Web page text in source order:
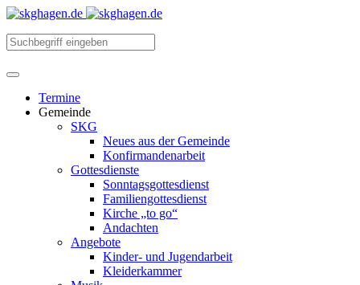
Termine
Gemeinde
SKG
Neues aus der Gemeinde
Konfirmandenarbeit
Gottesdienste
Sonntagsgottesdienst
Familiengottesdienst
Kirche „to go“
Andachten
Angebote
Kinder- und Jugendarbeit
Kleiderkammer